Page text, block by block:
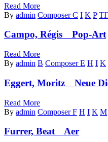
Read More
By admin Composer C I K P
Campo, Régis Pop-Art
Read More
By admin B Composer E H I K
Eggert, Moritz Neue
Read More
By admin Composer F H I K M
Furrer, Beat Aer